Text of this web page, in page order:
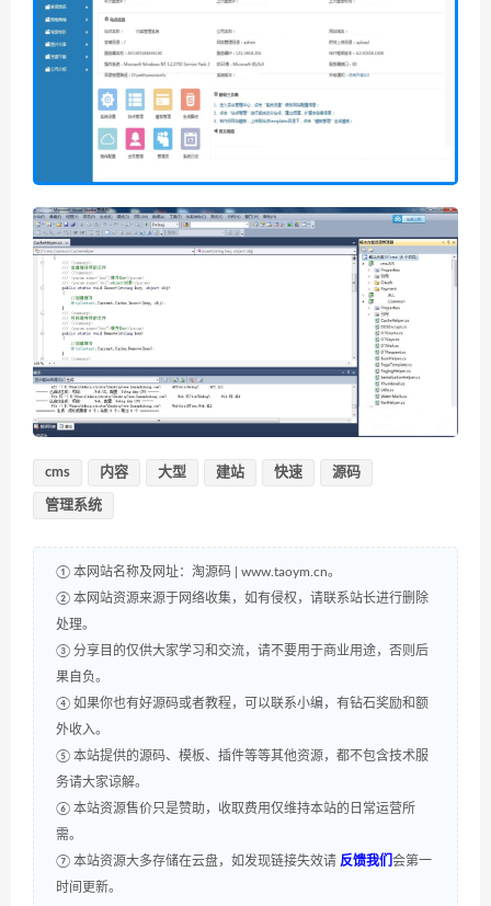
cms 内容 大型 建站 快速 源码
管理系统
① 本网站名称及网址：淘源码 | www.taoym.cn。
② 本网站资源来源于网络收集，如有侵权，请联系站长进行删除
处理。
③ 分享目的仅供大家学习和交流，请不要用于商业用途，否则后
果自负。
④ 如果你也有好源码或者教程，可以联系小编，有钻石奖励和额
外收入。
⑤ 本站提供的源码、模板、插件等等其他资源，都不包含技术服
务请大家谅解。
⑥ 本站资源售价只是赞助，收取费用仅维持本站的日常运营所
需。
⑦ 本站资源大多存储在云盘，如发现链接失效请 反馈我们 会第一
时间更新。